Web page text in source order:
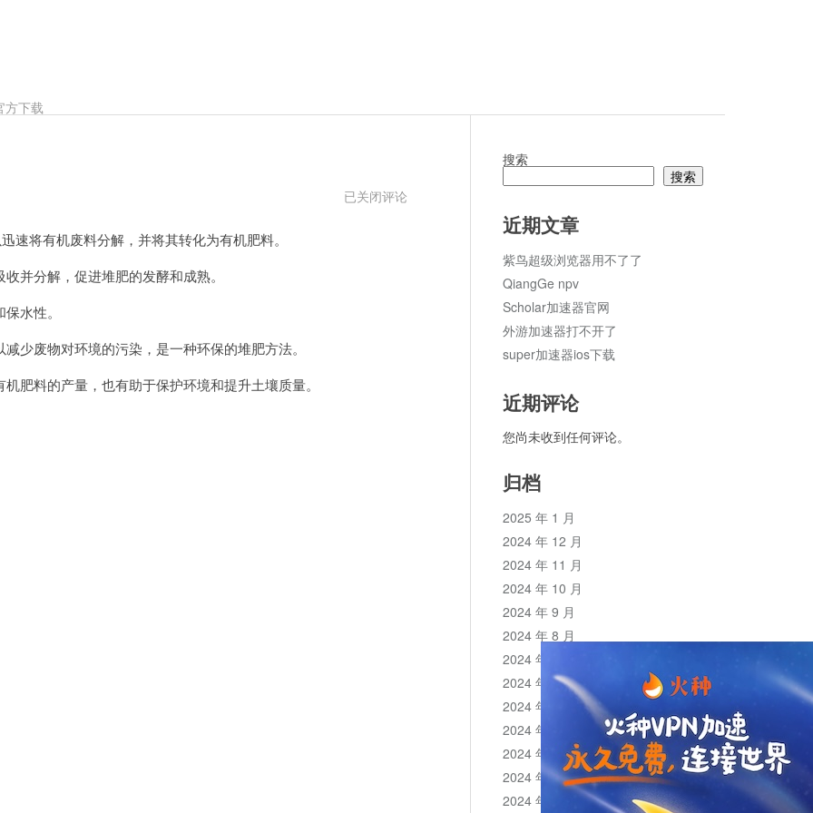
方下载
蚯
已关闭评论
将有机废料分解，并将其转化为有机肥料。
分解，促进堆肥的发酵和成熟。
水性。
废物对环境的污染，是一种环保的堆肥方法。
料的产量，也有助于保护环境和提升土壤质量。
搜索
搜索
近期文章
紫鸟超级浏览器用不了了
QiangGe npv
Scholar加速器官网
外游加速器打不开了
super加速器ios下载
近期评论
您尚未收到任何评论。
归档
2025 年 1 月
2024 年 12 月
2024 年 11 月
2024 年 10 月
2024 年 9 月
2024 年 8 月
2024 年 7 月
2024 年 6 月
2024 年 5 月
2024 年 4 月
2024 年 3 月
2024 年 2 月
2024 年 1 月